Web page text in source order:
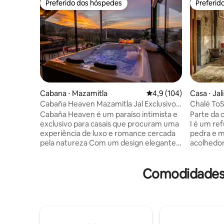
Preferido dos hóspedes
Preferido dos hóspedes
Cabana ⋅ Mazamitla 4,9 de uma avaliação
4,9 (104)
Cabaña Heaven Mazamitla Jal Exclusivo
para adultos
Cabaña Heaven é um paraíso intimista e
exclusivo para casais que procuram uma
experiência de luxo e romance cercada
pela natureza Com um design elegante e
cama king size, um banheiro de luxo no
último andar e um lavabo no piso térreo,
Casa ⋅
Chalé
Floresta
Parte da
I é um
pedra e
coração
ideal